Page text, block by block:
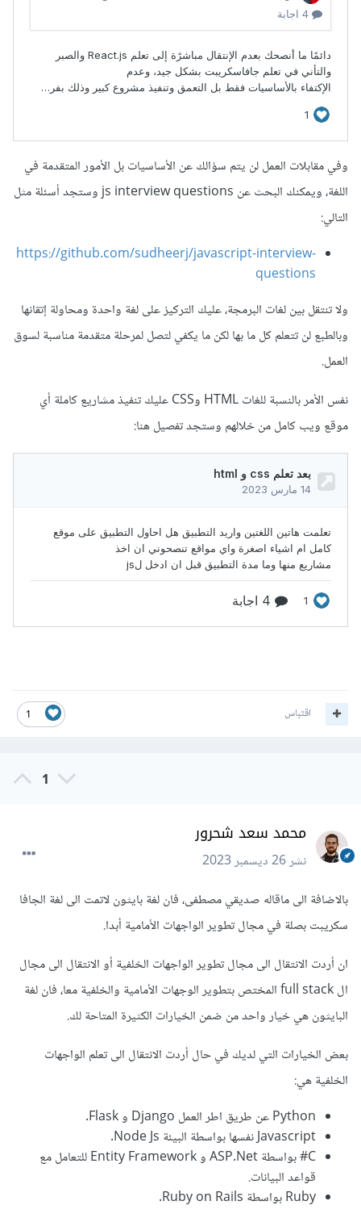
وفي مقابلات العمل لن يتم سؤالك عن الأساسيات بل الأمور المتقدمة في
اللغة، ويمكنك البحث عن js interview questions وستجد أسئلة مثل
التالي:
https://github.com/sudheerj/javascript-interview-
questions
ولا تنتقل بين لغات البرمجة، عليك التركيز على لغة واحدة ومحاولة إتقانها
وبالطبع لن تتعلم كل ما بها لكن ما يكفي لتصل لمرحلة متقدمة مناسبة لسوق
العمل.
نفس الأمر بالنسبة للغات HTML وCSS عليك تنفيذ مشاريع كاملة أي
موقع ويب كامل من خلالهم وستجد تفصيل هنا:
1 اقتباس
1
محمد سعد شحرور
نشر26 ديسمبر 2023
بالاضافة الى ماقاله صديقي مصطفى، فان لغة بايثون لاتمت الى لغة الجافا
سكريبت بصلة في مجال تطوير الواجهات الأمامية أبدا.
ان أردت الانتقال الى مجال تطوير الواجهات الخلفية أو الانتقال الى مجال
ال full stack المختص بتطوير الوجهات الأمامية والخلفية معا، فان لغة
البايثون هي خيار واحد من ضمن الخيارات الكثيرة المتاحة لك.
بعض الخيارات التي لديك في حال أردت الانتقال الى تعلم الواجهات
الخلفية هي:
Python عن طريق اطر العمل Django و Flask.
Javascript نفسها بواسطة البيئة Node Js.
C# بواسطة ASP.Net و Entity Framework للتعامل مع
قواعد البيانات.
Ruby بواسطة Ruby on Rails.